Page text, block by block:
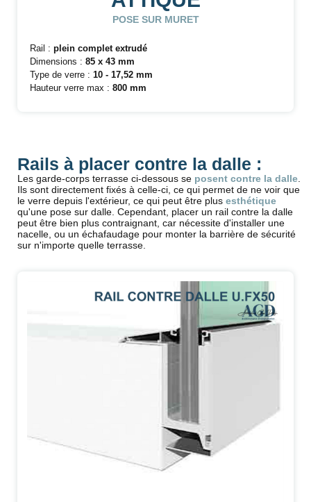
POSE SUR MURET
Rail : plein complet extrudé
Dimensions : 85 x 43 mm
Type de verre : 10 - 17,52 mm
Hauteur verre max : 800 mm
Rails à placer contre la dalle :
Les garde-corps terrasse ci-dessous se posent contre la dalle
Ils sont directement fixés à celle-ci, ce qui permet de ne voir que
le verre depuis l'extérieur, ce qui peut être plus esthétique
qu'une pose sur dalle. Cependant, placer un rail contre la dalle
peut être bien plus contraignant, car nécessite d'installer une
nacelle, ou un échafaudage pour monter la barrière de sécurité
sur n'importe quelle terrasse.